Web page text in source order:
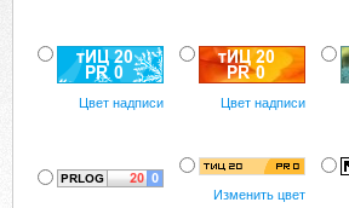
Цвет надписи Цвет надписи
Изменить цвет